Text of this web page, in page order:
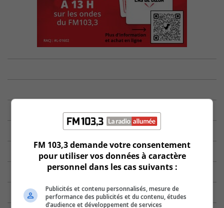
FM 103,3 demande votre consentement
pour utiliser vos données à caractère
personnel dans les cas suivants :
Publicités et contenu personnalisés, mesure de
performance des publicités et du contenu, études
d’audience et développement de services